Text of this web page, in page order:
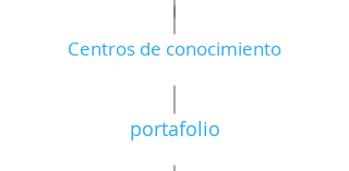
Centros de conocimiento
portafolio